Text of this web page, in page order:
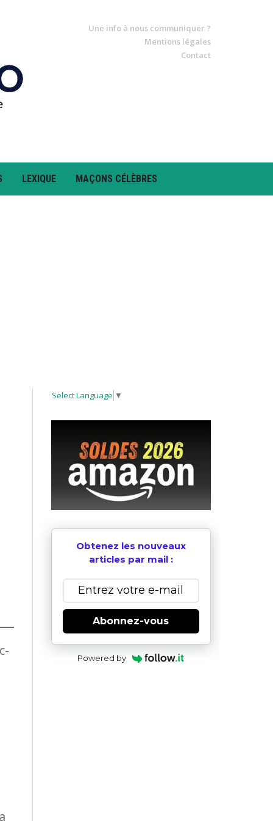
Une info à nous communiquer ?
Mentions légales
Contact
LEXIQUE MAÇONS CÉLÈBRES
Select Language ▼
Obtenez les nouveaux
articles par mail :
Abonnez-vous
Powered by